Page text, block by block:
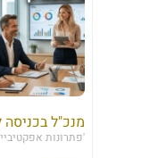
מנכ"ל בכניסה
'פתרונות